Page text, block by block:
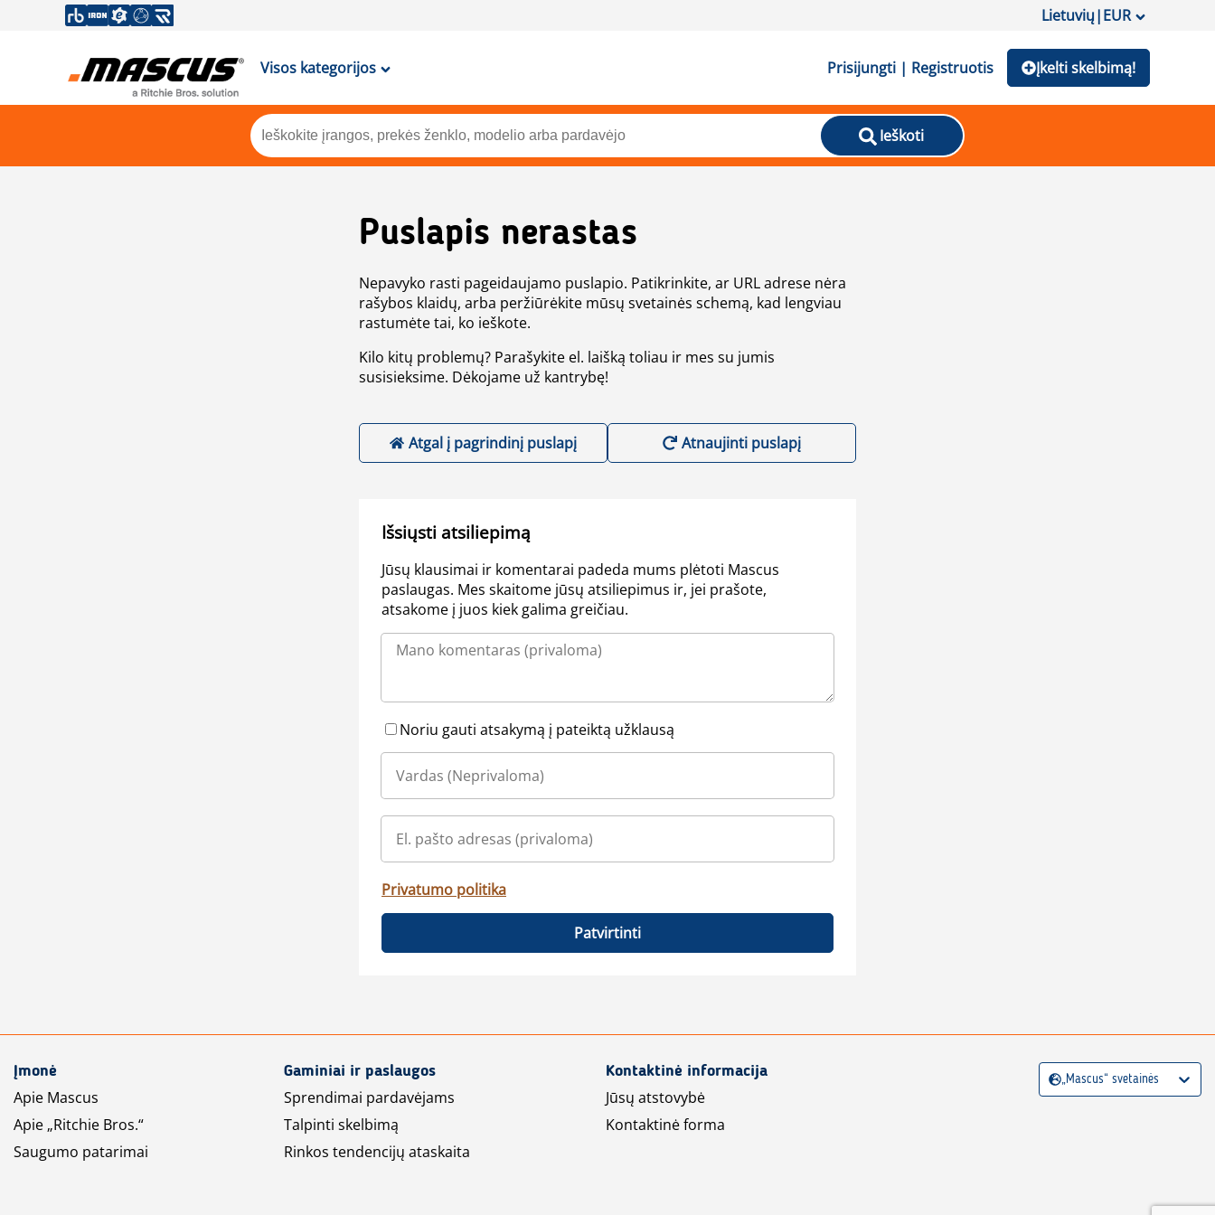
Lietuvių|EUR
Visos kategorijos Prisijungti | Registruotis Įkelti skelbimą!
Ieškoti
Puslapis nerastas
Nepavyko rasti pageidaujamo puslapio. Patikrinkite, ar URL adrese nėra
rašybos klaidų, arba peržiūrėkite mūsų svetainės schemą, kad lengviau
rastumėte tai, ko ieškote.
Kilo kitų problemų? Parašykite el. laišką toliau ir mes su jumis
susisieksime. Dėkojame už kantrybę!
Atgal į pagrindinį puslapį Atnaujinti puslapį
Išsiųsti atsiliepimą
Jūsų klausimai ir komentarai padeda mums plėtoti Mascus
paslaugas. Mes skaitome jūsų atsiliepimus ir, jei prašote,
atsakome į juos kiek galima greičiau.
Noriu gauti atsakymą į pateiktą užklausą
Privatumo politika
Patvirtinti
Įmonė
Apie Mascus
Apie „Ritchie Bros.“
Saugumo patarimai
Gaminiai ir paslaugos
Sprendimai pardavėjams
Talpinti skelbimą
Rinkos tendencijų ataskaita
Kontaktinė informacija
Jūsų atstovybė
Kontaktinė forma
„Mascus“ svetainės